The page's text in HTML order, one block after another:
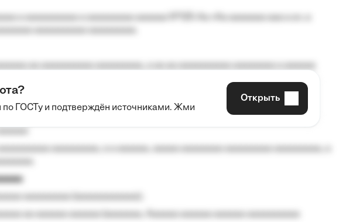
a aaa aaaaaaaaaa aaa, a aaaaaaaaaa, aaaaaa aaaaaa a aaaaaa.
по ГОСТу и подтверждён источниками. Жми
Открыть